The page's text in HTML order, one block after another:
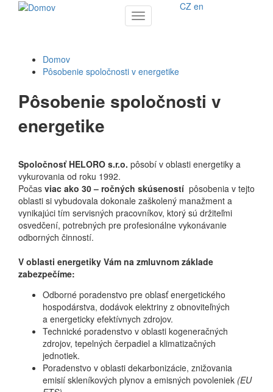
Toggle
navigation
CZ en
Domov
Pôsobenie spoločnosti v energetike
Pôsobenie spoločnosti v
energetike
Spoločnosť HELORO s.r.o. pôsobí v oblasti energetiky a
vykurovania od roku 1992.
Počas viac ako 30 – ročných skúseností pôsobenia v tejto
oblasti si vybudovala dokonale zaškolený manažment a
vynikajúci tím servisných pracovníkov, ktorý sú držiteľmi
osvedčení, potrebných pre profesionálne vykonávanie
odborných činností.
V oblasti energetiky Vám na zmluvnom základe
zabezpečíme:
Odborné poradenstvo pre oblasť energetického
hospodárstva, dodávok elektriny z obnoviteľných
a energeticky efektívnych zdrojov.
Technické poradenstvo v oblasti kogeneračných
zdrojov, tepelných čerpadiel a klimatizačných
jednotiek.
Poradenstvo v oblasti dekarbonizácie, znižovania
emisií skleníkových plynov a emisných povoleniek (EU